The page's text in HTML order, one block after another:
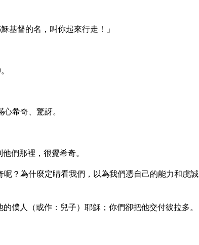
基督的名，叫你起來行走！」
希奇、驚訝。
們那裡，很覺希奇。
？為什麼定睛看我們，以為我們憑自己的能力和虔誠
僕人（或作：兒子）耶穌；你們卻把他交付彼拉多。